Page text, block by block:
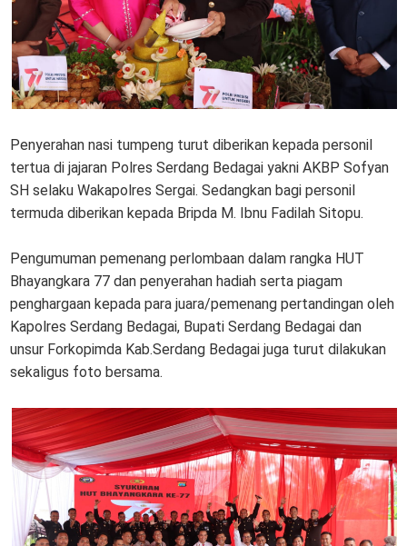
Penyerahan nasi tumpeng turut diberikan kepada personil
tertua di jajaran Polres Serdang Bedagai yakni AKBP Sofyan
SH selaku Wakapolres Sergai. Sedangkan bagi personil
termuda diberikan kepada Bripda M. Ibnu Fadilah Sitopu.
Pengumuman pemenang perlombaan dalam rangka HUT
Bhayangkara 77 dan penyerahan hadiah serta piagam
penghargaan kepada para juara/pemenang pertandingan oleh
Kapolres Serdang Bedagai, Bupati Serdang Bedagai dan
unsur Forkopimda Kab.Serdang Bedagai juga turut dilakukan
sekaligus foto bersama.